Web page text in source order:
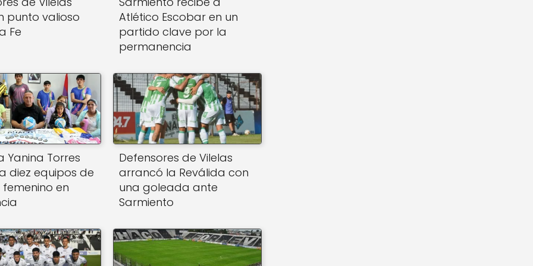
punto valioso
Fe
Atlético Escobar en un
partido clave por la
permanencia
Yanina Torres
diez equipos de
en
Defensores de Vilelas
arrancó la Reválida con
una goleada ante
Sarmiento